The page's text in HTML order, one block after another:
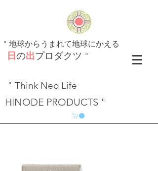
​" 地球からうまれて地球にかえる
日の出プロダクツ "
" Think Neo Life
HINODE PRODUCTS "